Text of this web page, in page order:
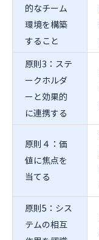
的なチーム
環境を構築
すること
原則3：ステ
ークホルダ
ーと効果的
に連携する
原則４：価
値に焦点を
当てる
原則5：シス
テムの相互